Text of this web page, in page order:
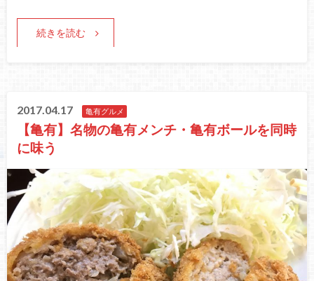
続きを読む
2017.04.17 亀有グルメ
【亀有】名物の亀有メンチ・亀有ボールを同時
に味う